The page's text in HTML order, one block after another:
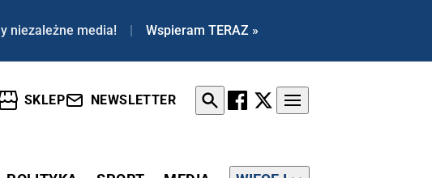
niezależne media! | Wspieram TERAZ »
SKLEP NEWSLETTER